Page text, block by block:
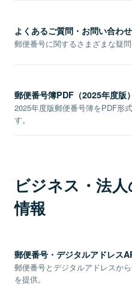
よくあるご質問・お問い合わせ
郵便番号に関するさまざまな疑問
郵便番号簿PDF（2025年度版）
2025年度版郵便番号簿をPDF形
す。
ビジネス・法
情報
郵便番号・デジタルアドレス
郵便番号とデジタルアドレスか
を提供。